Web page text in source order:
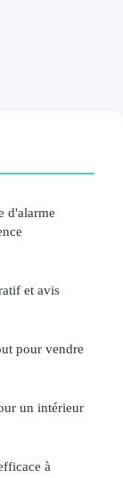
d'alarme
et avis
pour vendre
un intérieur
à